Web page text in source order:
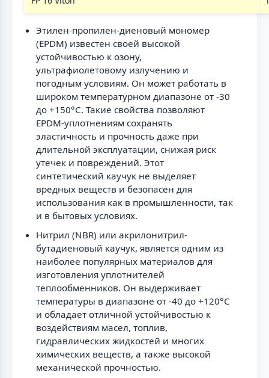
Этилен-пропилен-диеновый мономер
(EPDM) известен своей высокой
устойчивостью к озону,
ультрафиолетовому излучению и
погодным условиям. Он может работать в
широком температурном диапазоне от -30
до +150°C. Такие свойства позволяют
EPDM-уплотнениям сохранять
эластичность и прочность даже при
длительной эксплуатации, снижая риск
утечек и повреждений. Этот
синтетический каучук не выделяет
вредных веществ и безопасен для
использования как в промышленности, так
и в бытовых условиях.
Нитрил (NBR) или акрилонитрил-
бутадиеновый каучук, является одним из
наиболее популярных материалов для
изготовления уплотнителей
теплообменников. Он выдерживает
температуры в диапазоне от -40 до +120°C
и обладает отличной устойчивостью к
воздействиям масел, топлив,
гидравлических жидкостей и многих
химических веществ, а также высокой
механической прочностью.